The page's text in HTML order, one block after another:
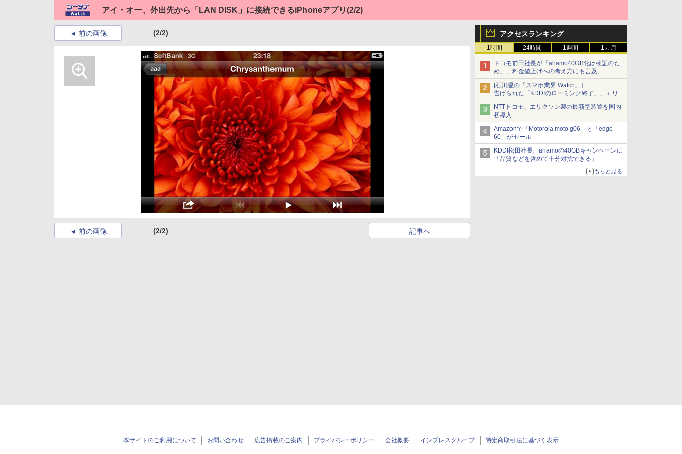
アイ・オー、外出先から「LAN DISK」に接続できるiPhoneアプリ(2/2)
アクセスランキング
1時間 24時間 1週間 1カ月
ドコモ前田社長が「ahamo40GB化は検証のた
め」、料金値上げへの考え方にも言及
[石川温の「スマホ業界 Watch」]
告げられた「KDDIのローミング終了」、エリア
マップの落とし穴と楽天モバイルの課題
NTTドコモ、エリクソン製の最新型装置を国内
初導入
Amazonで「Motorola moto g06」と「edge
60」がセール
KDDI松田社長、ahamoの40GBキャンペーンに
「品質などを含めて十分対抗できる」
もっと見る
前の画像 (2/2)
前の画像 (2/2) 記事へ
本サイトのご利用について お問い合わせ 広告掲載のご案内 プライバシーポリシー 会社概要 インプレスグループ 特定商取引法に基づく表示